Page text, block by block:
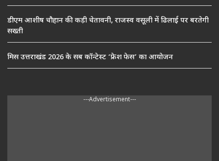
डीएम आशीष चौहान की कड़ी चेतावनी, राजस्व वसूली में ढिलाई पर बरतेगी
सख्ती
मिस उत्तराखंड 2026 के सब कॉन्टेस्ट ‘फ्रेश फेस’ का आयोजन
---Advertisement---